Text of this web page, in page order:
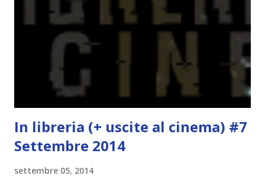
intraprendere la lettura in lingua di questo libro o di questa
serie può tranquillamente leggere questo post e farsi
un'idea di cosa lo aspetti.. Non so quanti di voi siano a
conoscenza del fatto che frequento un liceo linguistico. Se
state pensando che io sia un asso nelle lingue, v...
In libreria (+ uscite al cinema) #7
Settembre 2014
settembre 05, 2014